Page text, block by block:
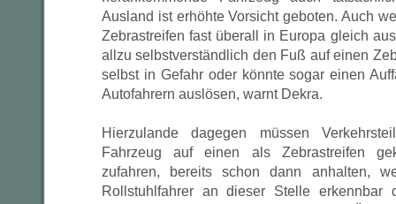
Ausland ist erhöhte Vorsicht geboten. Auch
Zebrastreifen fast überall in Europa gleich
allzu selbstverständlich den Fuß auf einen
selbst in Gefahr oder könnte sogar einen
Autofahrern auslösen, warnt Dekra.
Hierzulande dagegen müssen
Fahrzeug auf einen als Zebrastreifen
zufahren, bereits schon dann anhalten,
Rollstuhlfahrer an dieser Stelle erkennbar